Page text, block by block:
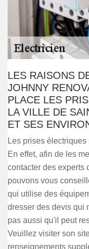
LES RAISONS
JOHNNY
PLACE LES
LA VILLE DE
ET SES
Les prises
En effet, afin de les
contacter des experts
pouvons vous
qui utilise des
dresser des devis qui
pas aussi qu'il peut
Veuillez visiter son
renseignements